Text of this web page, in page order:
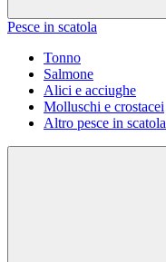
Pesce in scatola
Tonno
Salmone
Alici e acciughe
Molluschi e crostacei
Altro pesce in scatola